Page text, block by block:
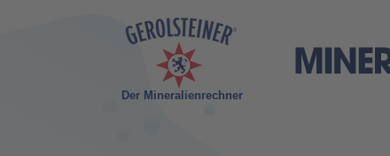
Der Mineralienrechner